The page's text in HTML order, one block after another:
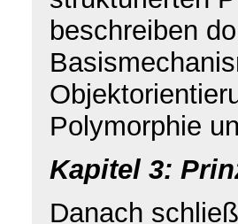
beschreiben
Polymorphie
Kapitel 3:
Danach